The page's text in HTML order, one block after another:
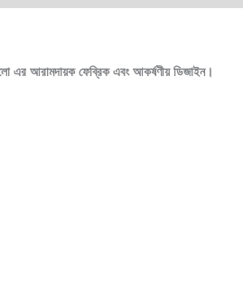
এর আরামদায়ক ফেব্রিক এবং আকর্ষণীয় ডিজাইন।